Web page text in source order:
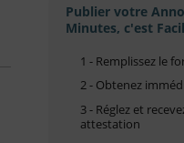
Publier votre
Minutes, c'est
1 - Remplissez le
2 - Obtenez
3 - Réglez et
attestation